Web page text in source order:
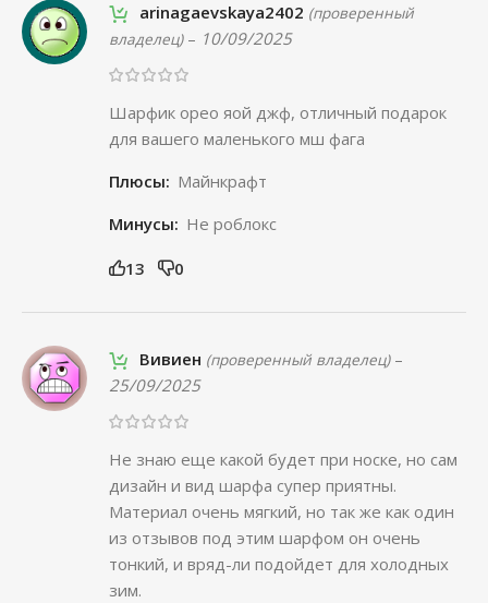
arinagaevskaya2402 (проверенный
владелец) – 10/09/2025
Шарфик орео яой джф, отличный подарок
для вашего маленького мш фага
Плюсы: Майнкрафт
Минусы: Не роблокс
13 0
Вивиен (проверенный владелец) –
25/09/2025
Не знаю еще какой будет при носке, но сам
дизайн и вид шарфа супер приятны.
Материал очень мягкий, но так же как один
из отзывов под этим шарфом он очень
тонкий, и вряд-ли подойдет для холодных
зим.